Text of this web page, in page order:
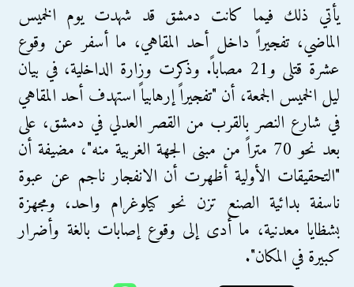
يأتي ذلك فيما كانت دمشق قد شهدت يوم الخميس
الماضي، تفجيراً داخل أحد المقاهي، ما أسفر عن وقوع
عشرة قتلى و21 مصاباً. وذكرت وزارة الداخلية، في بيان
ليل الخميس الجمعة، أن "تفجيراً إرهابياً استهدف أحد المقاهي
في شارع النصر بالقرب من القصر العدلي في دمشق، على
بعد نحو 70 متراً من مبنى الجهة الغربية منه"، مضيفة أن
"التحقيقات الأولية أظهرت أن الانفجار ناجم عن عبوة
ناسفة بدائية الصنع تزن نحو كيلوغرام واحد، ومجهزة
بشظايا معدنية، ما أدى إلى وقوع إصابات بالغة وأضرار
كبيرة في المكان".